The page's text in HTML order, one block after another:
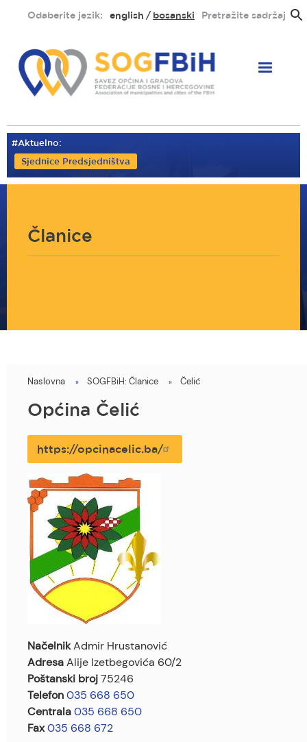
sadržaj
Odaberite jezik: english bosanski Pretražite sadržaj
#Aktuelno:
Sjednice Predsjedništva
Članice
You
are
here
Naslovna SOGFBiH: Članice Čelić
Općina Čelić
https://opcinacelic.ba/
NačelnikAdmir Hrustanović
AdresaAlije Izetbegovića 60/2
Poštanski broj75246
Telefon035 668 650
Centrala035 668 650
Fax035 668 672